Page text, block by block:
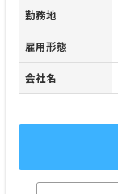
勤務地
雇用形態
会社名